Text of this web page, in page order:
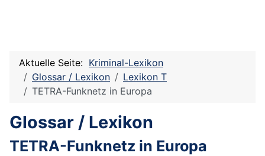
Aktuelle Seite: Kriminal-Lexikon
Glossar / Lexikon
Lexikon T
TETRA-Funknetz in Europa
Glossar / Lexikon
TETRA-Funknetz in Europa